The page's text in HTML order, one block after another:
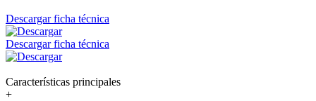
Descargar ficha técnica
Descargar ficha técnica
Características principales
+